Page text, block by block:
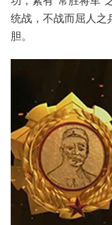
统战，不战而屈人之
胆。